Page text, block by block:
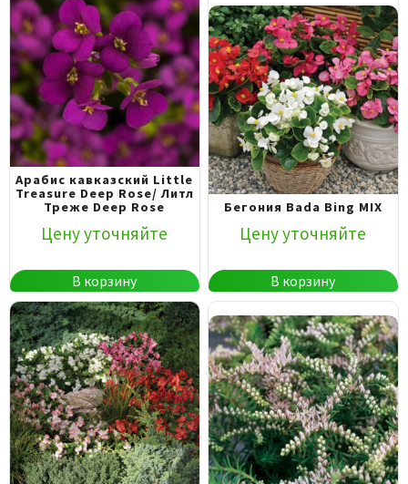
Арабис кавказский Little
Treasure Deep Rose/ Литл
Треже Deep Rose
Цену уточняйте
В корзину
Бегония Bada Bing MIX
Цену уточняйте
В корзину